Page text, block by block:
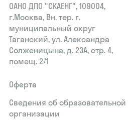
ОАНО ДПО "СКАЕНГ", 109004,
г.Москва, Вн. тер. г.
муниципальный округ
Таганский, ул. Александра
Солженицына, д. 23А, стр. 4,
помещ. 2/1
Оферта
Сведения об образовательной
организации